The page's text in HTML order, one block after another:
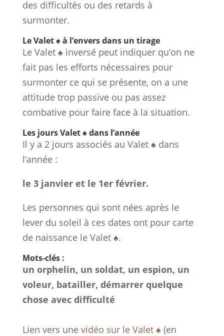
des difficultés ou des retards à
surmonter.
Le Valet ♠ à l’envers dans un tirage
Le Valet ♠ inversé peut indiquer qu’on ne
fait pas les efforts nécessaires pour
surmonter ce qui se présente, on a une
attitude trop passive ou pas assez
combative pour faire face à la situation.
Les jours Valet ♠ dans l’année
Il y a 2 jours associés au Valet ♠ dans
l’année :
le 3 janvier et le 1er février.
Les personnes qui sont nées après le
lever du soleil à ces dates ont pour carte
de naissance le Valet ♠.
Mots-clés :
un orphelin, un soldat, un espion, un
voleur, batailler, démarrer quelque
chose avec difficulté
Lien vers une vidéo sur le Valet ♠ (en